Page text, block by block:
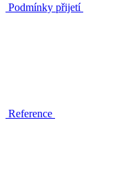
Podmínky přijetí
Reference